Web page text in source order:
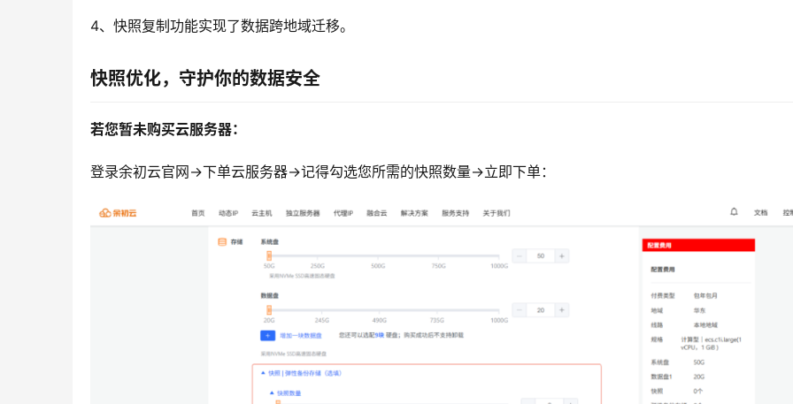
4、快照复制功能实现了数据跨地域迁移。
快照优化，守护你的数据安全
若您暂未购买云服务器：
登录余初云官网→下单云服务器→记得勾选您所需的快照数量→立即下单：